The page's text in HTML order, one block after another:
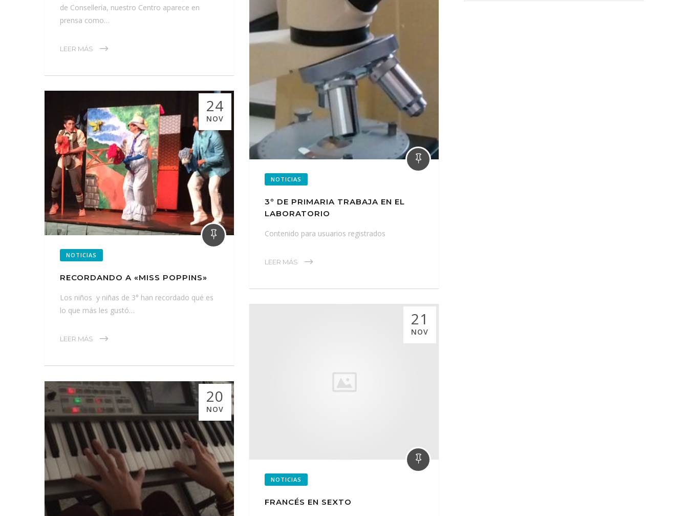
de Consellería, nuestro Centro aparece en
prensa como…
LEER MÁS
NOTICIAS
3º DE PRIMARIA TRABAJA EN EL
LABORATORIO
Contenido para usuarios registrados
LEER MÁS
24
NOV
NOTICIAS
RECORDANDO A «MISS POPPINS»
Los niños y niñas de 3° han recordado qué es
lo que más les gustó…
LEER MÁS
21
NOV
NOTICIAS
FRANCÉS EN SEXTO
20
NOV